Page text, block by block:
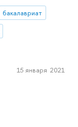
бакалавриат
15 января 2021